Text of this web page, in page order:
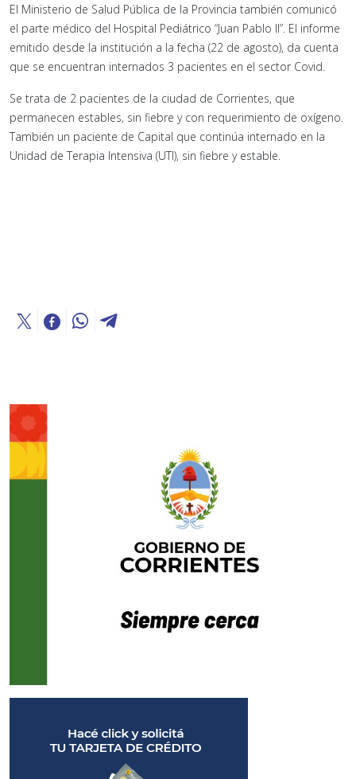
El Ministerio de Salud Pública de la Provincia también comunicó
el parte médico del Hospital Pediátrico “Juan Pablo II”. El informe
emitido desde la institución a la fecha (22 de agosto), da cuenta
que se encuentran internados 3 pacientes en el sector Covid.
Se trata de 2 pacientes de la ciudad de Corrientes, que
permanecen estables, sin fiebre y con requerimiento de oxígeno.
También un paciente de Capital que continúa internado en la
Unidad de Terapia Intensiva (UTI), sin fiebre y estable.